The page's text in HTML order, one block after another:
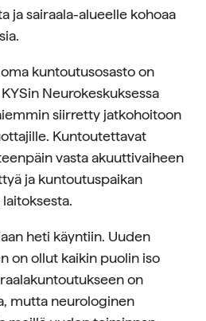
ja sairaala-alueelle kohoaa
kuntoutusosasto on
Neurokeskuksessa
siirretty jatkohoitoon
Kuntoutettavat
vasta akuuttivaiheen
ja kuntoutuspaikan
heti käyntiin. Uuden
on ollut kaikin puolin iso
on
mutta neurologinen